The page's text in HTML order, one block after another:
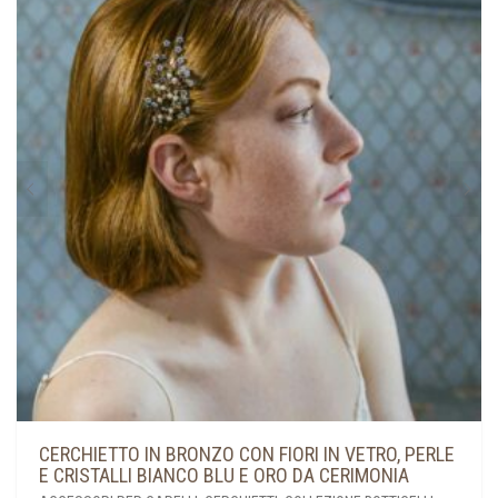
LE
OPZIONI
POSSONO
ESSERE
SCELTE
NELLA
PAGINA
DEL
PRODOTTO
CERCHIETTO IN BRONZO CON FIORI IN VETRO, PERLE
E CRISTALLI BIANCO BLU E ORO DA CERIMONIA